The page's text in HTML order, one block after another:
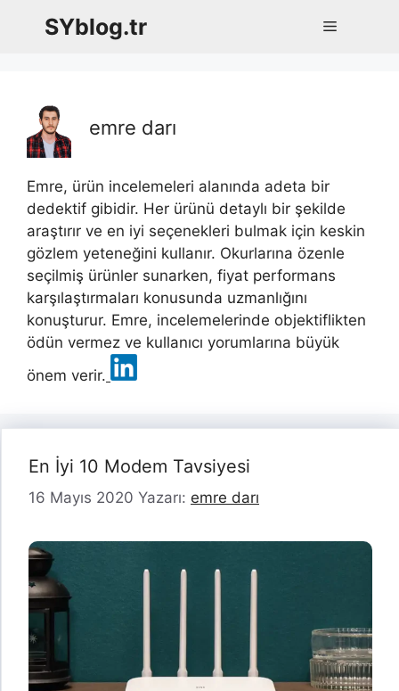
SYblog.tr Menü
emre darı
Emre, ürün incelemeleri alanında adeta bir
dedektif gibidir. Her ürünü detaylı bir şekilde
araştırır ve en iyi seçenekleri bulmak için keskin
gözlem yeteneğini kullanır. Okurlarına özenle
seçilmiş ürünler sunarken, fiyat performans
karşılaştırmaları konusunda uzmanlığını
konuşturur. Emre, incelemelerinde objektiflikten
ödün vermez ve kullanıcı yorumlarına büyük
önem verir.
En İyi 10 Modem Tavsiyesi
16 Mayıs 2020 Yazarı: emre darı